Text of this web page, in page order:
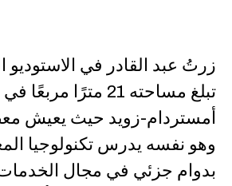
زرتُ عبد القادر في الاستوديو
تبلغ مساحته 21 مترًا
أمستردام-زويد حيث يعيش
وهو نفسه يدرس تكنولوجيا
بدوام جزئي في مجال